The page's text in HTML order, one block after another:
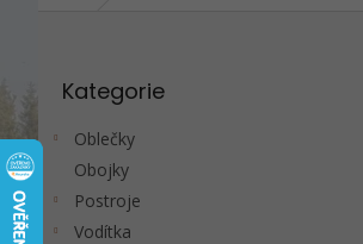
a
kategorie
Kategorie
Oblečky
Obojky
Postroje
Vodítka